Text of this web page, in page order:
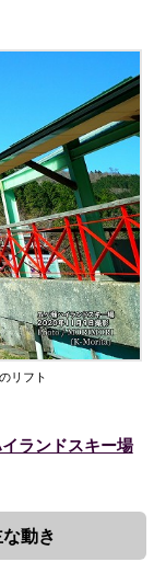
リフト
ランドスキー場
動き